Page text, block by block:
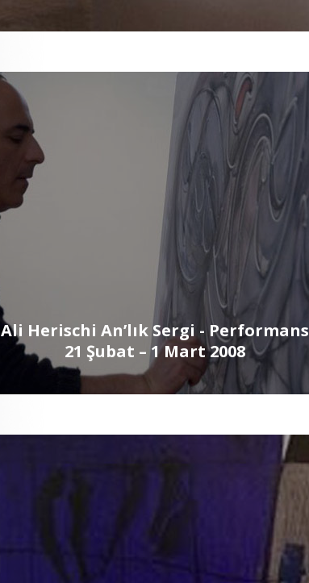
Ali Herischi An’lık Sergi - Performans
21 Şubat – 1 Mart 2008